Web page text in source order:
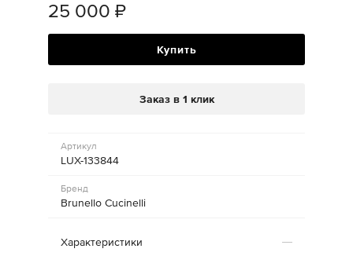
25 000 ₽
Купить
Заказ в 1 клик
Артикул
LUX-133844
Бренд
Brunello Cucinelli
Характеристики